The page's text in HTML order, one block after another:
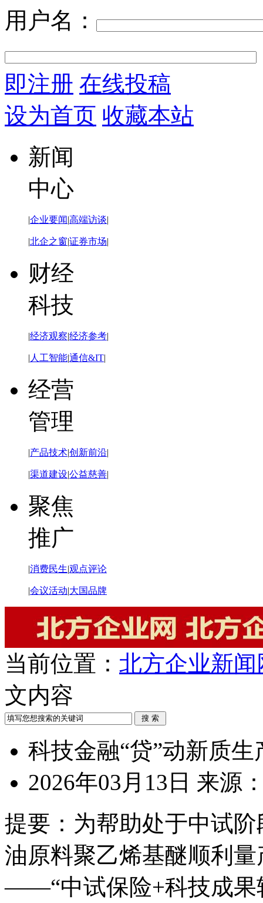
用户名：
即注册 在线投稿
设为首页 收藏本站
新闻
中心
|企业要闻|高端访谈|
|北企之窗|证券市场|
财经
科技
|经济观察|经济参考|
| 人工智能|通信&IT|
经营
管理
|产品技术|创新前沿|
|渠道建设|公益慈善|
聚焦
推广
|消费民生|观点评论
|会议活动|大国品牌
当前位置： 北方企业新闻
文内容
科技金融“贷”动新质生
2026年03月13日 来源
提要： 为帮助处于中试
油原料聚乙烯基醚顺利
——“中试保险+科技成果